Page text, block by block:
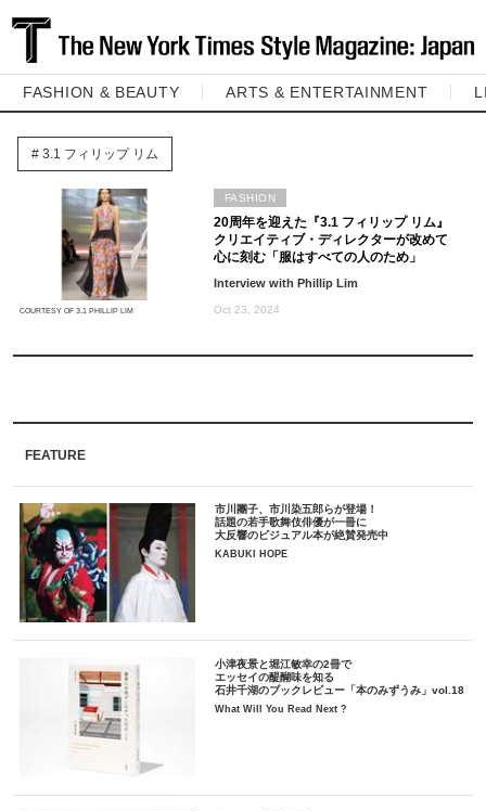
FASHION & BEAUTY ARTS & ENTERTAINMENT
3.1 フィリップ リム
COURTESY OF 3.1 PHILLIP LIM
20周年を迎えた『3.1 フィリップ リム』
クリエイティブ・ディレクターが改めて
心に刻む「服はすべての人のため」
Interview with Phillip Lim
Oct 23, 2024
FASHION
FEATURE
市川團子、市川染五郎らが登場！
話題の若手歌舞伎俳優が一冊に
大反響のビジュアル本が絶賛発売中
KABUKI HOPE
小津夜景と堀江敏幸の2冊で
エッセイの醍醐味を知る
石井千湖のブックレビュー「本のみずうみ」vol.18
What Will You Read Next ?